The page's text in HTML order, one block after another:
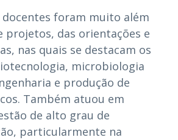
docentes foram muito além
projetos, das orientações e
nas quais se destacam os
microbiologia
e produção de
Também atuou em
de alto grau de
particularmente na